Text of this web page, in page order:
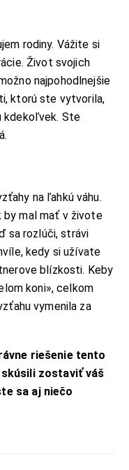
rodiny. Vážite si
Život svojich
najpohodlnejšie
ktorú ste vytvorila,
kdekoľvek. Ste
na ľahkú váhu.
by mal mať v živote
sa rozlúči, strávi
kedy si užívate
blízkosti. Keby
koni», celkom
vymenila za
riešenie tento
zostaviť váš
sa aj niečo